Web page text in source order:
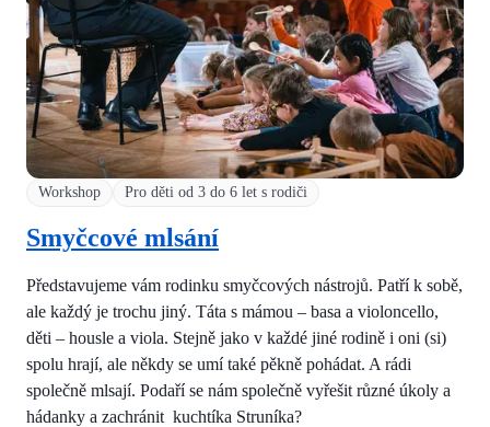
Workshop Pro děti od 3 do 6 let s rodiči
Smyčcové mlsání
Představujeme vám rodinku smyčcových nástrojů. Patří k sobě,
ale každý je trochu jiný. Táta s mámou – basa a violoncello,
děti – housle a viola. Stejně jako v každé jiné rodině i oni (si)
spolu hrají, ale někdy se umí také pěkně pohádat. A rádi
společně mlsají. Podaří se nám společně vyřešit různé úkoly a
hádanky a zachránit kuchtíka Struníka?